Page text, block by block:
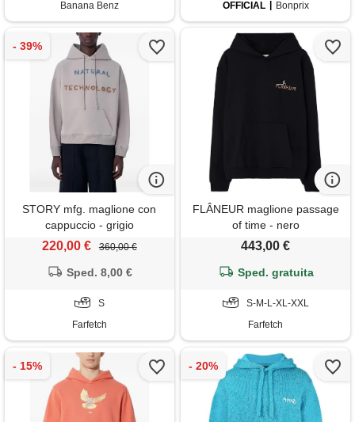
Banana Benz
OFFICIAL
Bonprix
STORY mfg. maglione con
cappuccio - grigio
220,00 € 360,00 €
Sped. 8,00 €
S
Farfetch
FLÂNEUR maglione passage
of time - nero
443,00 €
Sped. gratuita
S-M-L-XL-XXL
Farfetch